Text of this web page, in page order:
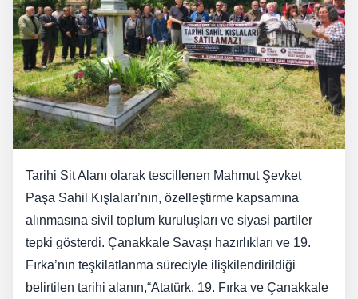
Tarihi Sit Alanı olarak tescillenen Mahmut Şevket
Paşa Sahil Kışlaları’nın, özelleştirme kapsamına
alınmasına sivil toplum kuruluşları ve siyasi partiler
tepki gösterdi. Çanakkale Savaşı hazırlıkları ve 19.
Fırka’nın teşkilatlanma süreciyle ilişkilendirildiği
belirtilen tarihi alanın,“Atatürk, 19. Fırka ve Çanakkale